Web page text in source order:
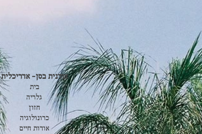
אורנית בסן- אדריכלית
בית
גלריה
חזון
כרונולוגיה
אודות חיים